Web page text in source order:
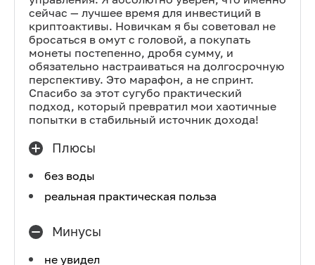
сейчас — лучшее время для инвестиций в
криптоактивы. Новичкам я бы советовал не
бросаться в омут с головой, а покупать
монеты постепенно, дробя сумму, и
обязательно настраиваться на долгосрочную
перспективу. Это марафон, а не спринт.
Спасибо за этот сугубо практический
подход, который превратил мои хаотичные
попытки в стабильный источник дохода!
Плюсы
без воды
реальная практическая польза
Минусы
не увидел